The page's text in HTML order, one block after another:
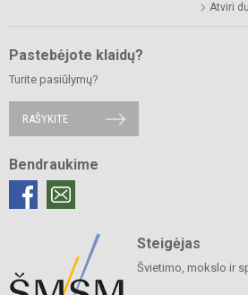
Atviri
Pastebėjote klaidų?
Turite pasiūlymų?
RAŠYKITE
Bendraukime
Steigėjas
Švietimo, mokslo ir